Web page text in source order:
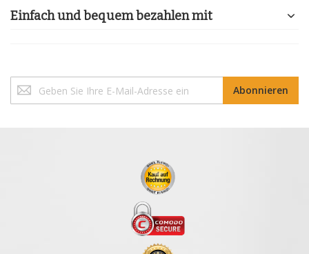
Einfach und bequem bezahlen mit
Sie
sich
Abonnieren